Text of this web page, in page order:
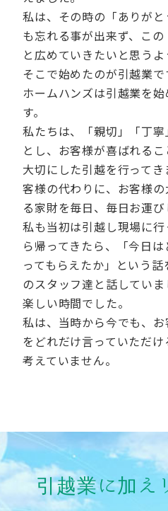
私は、その時の「ありが
も忘れる事が出来ず、こ
と広めていきたいと思うよ
そこで始めたのが引越業で
ホームハンズは引越業を
す。
私たちは、「親切」「丁
とし、お客様が喜ばれる
大切にした引越を行って
客様の代わりに、お客様
る家財を毎日、毎日お運び
私も当初は引越し現場に
ら帰ってきたら、「今日
ってもらえたか」という
のスタッフ達と話してい
楽しい時間でした。
私は、当時から今でも、お
をどれだけ言っていただ
考えていません。
引越業に加え